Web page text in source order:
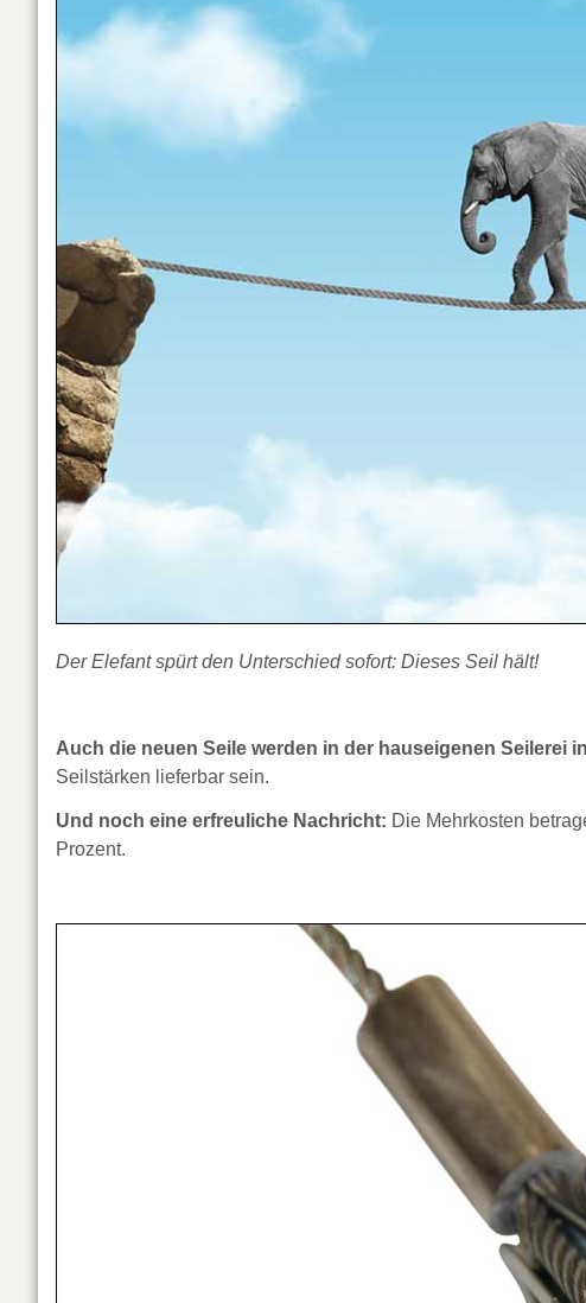
Der Elefant spürt den Unterschied sofort: Dieses Seil hält!
Auch die neuen Seile werden in der hauseigenen Seilerei
Seilstärken lieferbar sein.
Und noch eine erfreuliche Nachricht: Die Mehrkosten
Prozent.